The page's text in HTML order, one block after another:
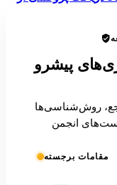
پیشرو
روش‌شناسی‌ها
مقامات برجسته